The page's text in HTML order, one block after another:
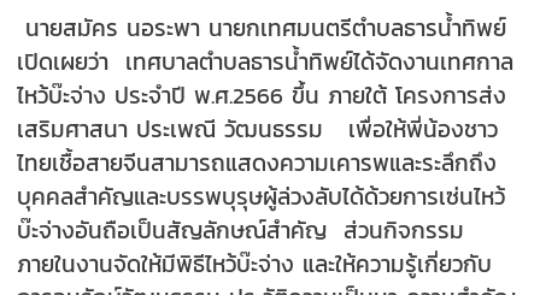
นายสมัคร นอระพา นายกเทศมนตรีตำบลธารน้ำทิพย์
เปิดเผยว่า เทศบาลตำบลธารน้ำทิพย์ได้จัดงานเทศกาล
ไหว้บ๊ะจ่าง ประจำปี พ.ศ.2566 ขึ้น ภายใต้ โครงการส่ง
เสริมศาสนา ประเพณี วัฒนธรรม เพื่อให้พี่น้องชาว
ไทยเชื้อสายจีนสามารถแสดงความเคารพและระลึกถึง
บุคคลสำคัญและบรรพบุรุษผู้ล่วงลับได้ด้วยการเซ่นไหว้
บ๊ะจ่างอันถือเป็นสัญลักษณ์สำคัญ ส่วนกิจกรรม
ภายในงานจัดให้มีพิธีไหว้บ๊ะจ่าง และให้ความรู้เกี่ยวกับ